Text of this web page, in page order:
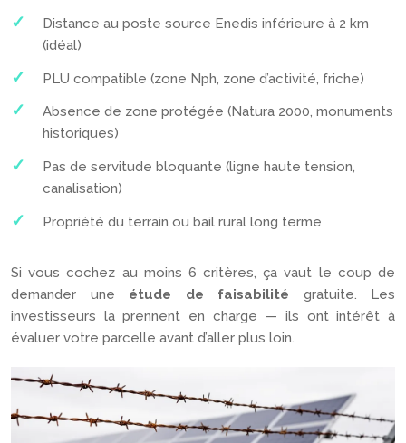
Distance au poste source Enedis inférieure à 2 km
(idéal)
PLU compatible (zone Nph, zone d’activité, friche)
Absence de zone protégée (Natura 2000, monuments
historiques)
Pas de servitude bloquante (ligne haute tension,
canalisation)
Propriété du terrain ou bail rural long terme
Si vous cochez au moins 6 critères, ça vaut le coup de
demander une étude de faisabilité gratuite. Les
investisseurs la prennent en charge — ils ont intérêt à
évaluer votre parcelle avant d’aller plus loin.